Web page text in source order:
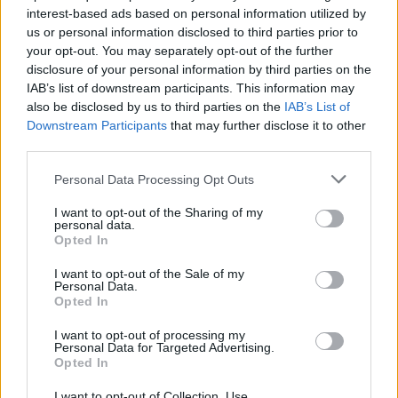
interest-based ads based on personal information utilized by
us or personal information disclosed to third parties prior to
your opt-out. You may separately opt-out of the further
disclosure of your personal information by third parties on the
IAB’s list of downstream participants. This information may
also be disclosed by us to third parties on the IAB’s List of
Downstream Participants that may further disclose it to other
Personal Data Processing Opt Outs
I want to opt-out of the Sharing of my
personal data.
Opted In
I want to opt-out of the Sale of my
Personal Data.
Opted In
I want to opt-out of processing my
Personal Data for Targeted Advertising.
Opted In
Július
Július 1., Szerda: AnnamáriaésTihamér
Július 2., Csütörtök:Ottó
és
Soma
Július 4., Szombat:Ulrik
Július 5., Vasárnap:EmeseésSarolta
Július 6., Hétfő:
Csaba
Július 8., Szerda:Ellák
Július 9., Csütörtök:
Július 10., Péntek:Amália
Július 11., Szombat:
Július 13., Hétfő:Jenõ
Július 14., Kedd: